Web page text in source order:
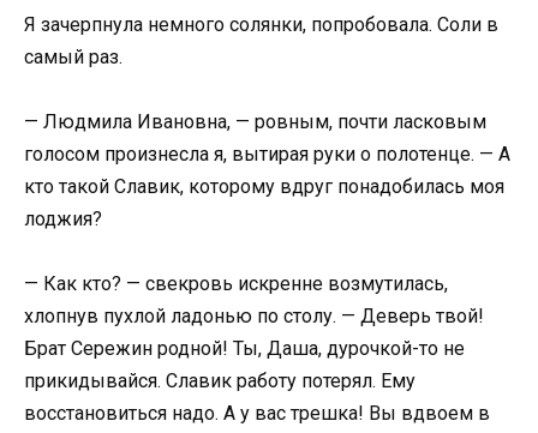
Я зачерпнула немного солянки, попробовала. Соли в
самый раз.
— Людмила Ивановна, — ровным, почти ласковым
голосом произнесла я, вытирая руки о полотенце. — А
кто такой Славик, которому вдруг понадобилась моя
лоджия?
— Как кто? — свекровь искренне возмутилась,
хлопнув пухлой ладонью по столу. — Деверь твой!
Брат Сережин родной! Ты, Даша, дурочкой-то не
прикидывайся. Славик работу потерял. Ему
восстановиться надо. А у вас трешка! Вы вдвоем в